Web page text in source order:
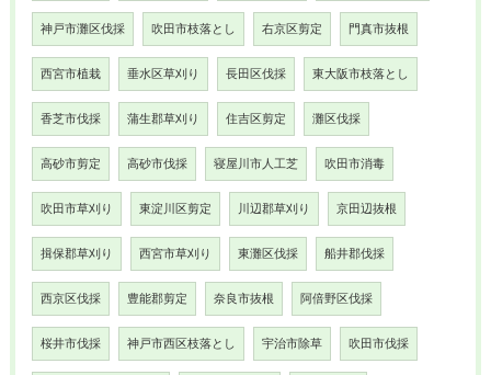
神戸市灘区伐採 吹田市枝落とし 右京区剪定 門真市抜根
西宮市植栽 垂水区草刈り 長田区伐採 東大阪市枝落とし
香芝市伐採 蒲生郡草刈り 住吉区剪定 灘区伐採
高砂市剪定 高砂市伐採 寝屋川市人工芝 吹田市消毒
吹田市草刈り 東淀川区剪定 川辺郡草刈り 京田辺抜根
揖保郡草刈り 西宮市草刈り 東灘区伐採 船井郡伐採
西京区伐採 豊能郡剪定 奈良市抜根 阿倍野区伐採
桜井市伐採 神戸市西区枝落とし 宇治市除草 吹田市伐採